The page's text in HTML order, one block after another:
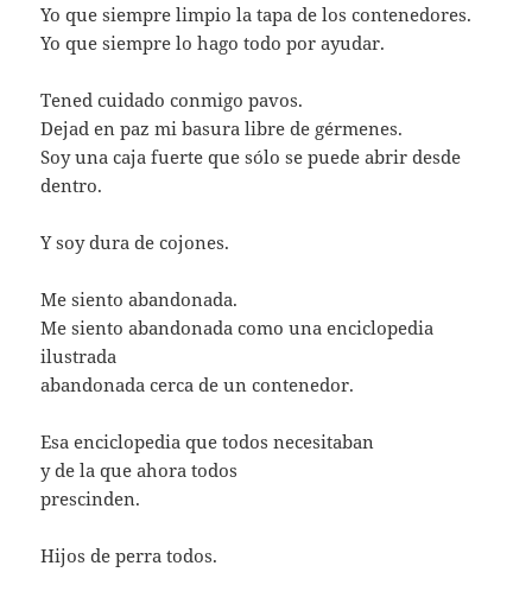
Yo que siempre limpio la tapa de los contenedores.
Yo que siempre lo hago todo por ayudar.
Tened cuidado conmigo pavos.
Dejad en paz mi basura libre de gérmenes.
Soy una caja fuerte que sólo se puede abrir desde
dentro.
Y soy dura de cojones.
Me siento abandonada.
Me siento abandonada como una enciclopedia
ilustrada
abandonada cerca de un contenedor.
Esa enciclopedia que todos necesitaban
y de la que ahora todos
prescinden.
Hijos de perra todos.